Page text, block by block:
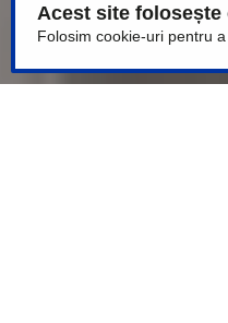
Acest site folosește
Folosim cookie-uri pentru